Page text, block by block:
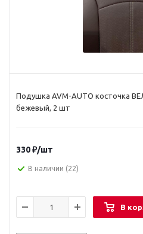
Подушка AVM-AUTO косточка
бежевый, 2 шт
330₽/шт
В наличии (22)
В